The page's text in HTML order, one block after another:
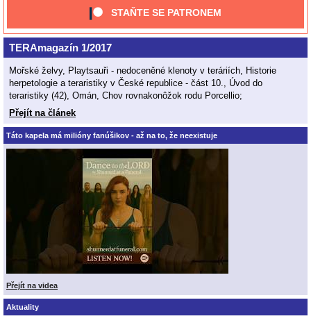
STAŇTE SE PATRONEM
TERAmagazín 1/2017
Mořské želvy, Playtsauři - nedoceněné klenoty v teráriích, Historie
herpetologie a teraristiky v České republice - část 10., Úvod do
teraristiky (42), Omán, Chov rovnakonôžok rodu Porcellio;
Přejít na článek
Táto kapela má milióny fanúšikov - až na to, že neexistuje
Přejít na videa
Aktuality